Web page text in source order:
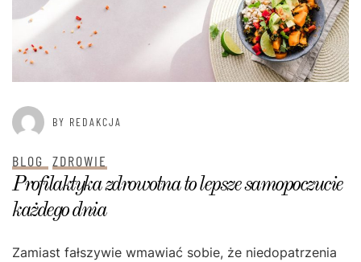
BY REDAKCJA
BLOG ZDROWIE
Profilaktyka zdrowotna to lepsze samopoczucie
każdego dnia
Zamiast fałszywie wmawiać sobie, że niedopatrzenia